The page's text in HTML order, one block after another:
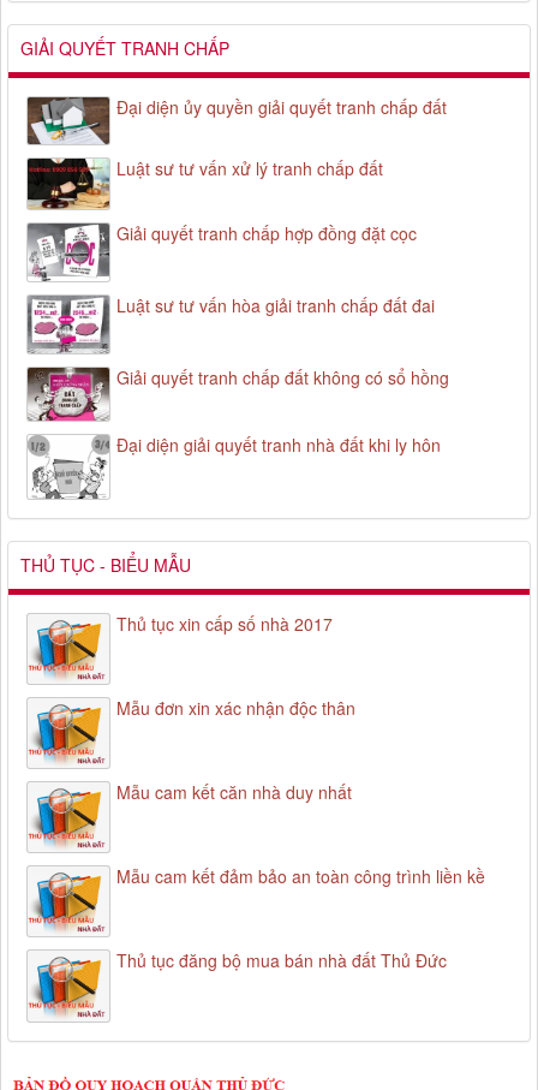
GIẢI QUYẾT TRANH CHẤP
Đại diện ủy quyền giải quyết tranh chấp đất
Luật sư tư vấn xử lý tranh chấp đất
Giải quyết tranh chấp hợp đồng đặt cọc
Luật sư tư vấn hòa giải tranh chấp đất đai
Giải quyết tranh chấp đất không có sổ hồng
Đại diện giải quyết tranh nhà đất khi ly hôn
THỦ TỤC - BIỂU MẪU
Thủ tục xin cấp số nhà 2017
Mẫu đơn xin xác nhận độc thân
Mẫu cam kết căn nhà duy nhất
Mẫu cam kết đảm bảo an toàn công trình liền kề
Thủ tục đăng bộ mua bán nhà đất Thủ Đức